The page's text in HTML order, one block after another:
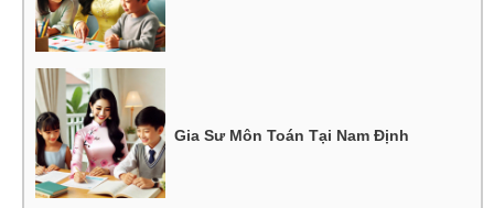
Gia Sư Môn Toán Tại Nam Định